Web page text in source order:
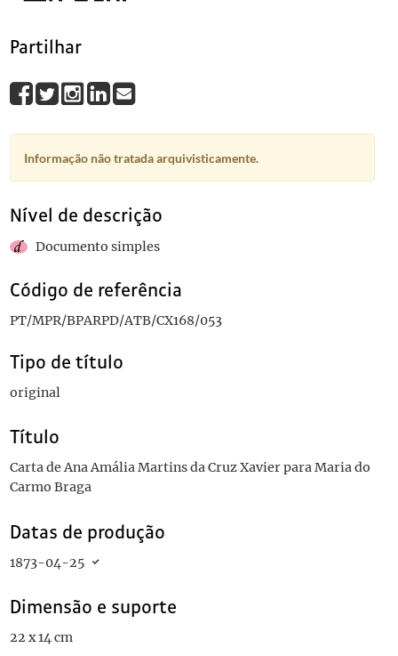
Partilhar
Informação não tratada arquivisticamente.
Nível de descrição
Documento simples
Código de referência
PT/MPR/BPARPD/ATB/CX168/053
Tipo de título
original
Título
Carta de Ana Amália Martins da Cruz Xavier para Maria do
Carmo Braga
Datas de produção
1873-04-25
Dimensão e suporte
22 x 14 cm